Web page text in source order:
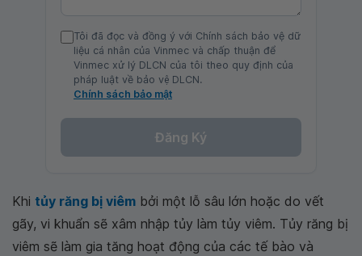
Tôi đã đọc và đồng ý với Chính sách bảo vệ dữ
liệu cá nhân của Vinmec và chấp thuận để
Vinmec xử lý DLCN của tôi theo quy định của
pháp luật về bảo vệ DLCN.
Chính sách bảo mật
Đăng Ký
Khi tủy răng bị viêm bởi một lỗ sâu lớn hoặc do vết
gãy, vi khuẩn sẽ xâm nhập tủy làm tủy viêm. Tủy răng bị
viêm sẽ làm gia tăng hoạt động của các tế bào và